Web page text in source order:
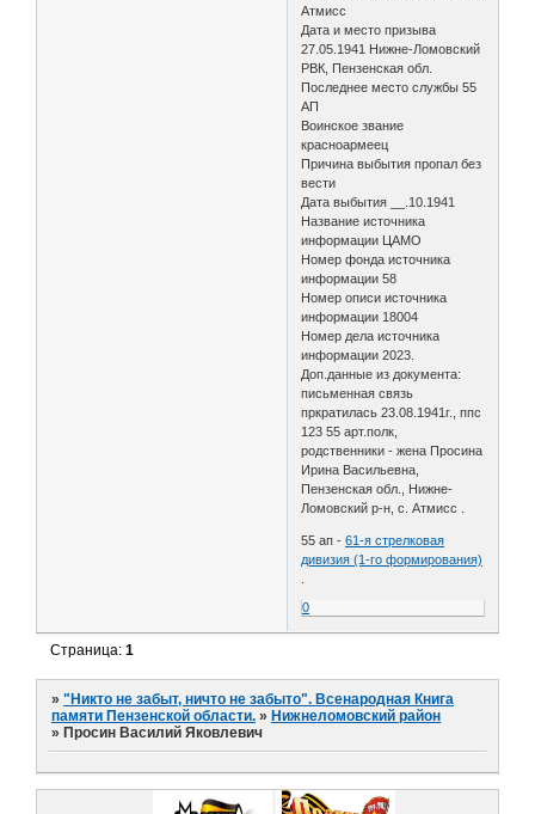
Атмисс
Дата и место призыва
27.05.1941 Нижне-Ломовский
РВК, Пензенская обл.
Последнее место службы 55
АП
Воинское звание
красноармеец
Причина выбытия пропал без
вести
Дата выбытия __.10.1941
Название источника
информации ЦАМО
Номер фонда источника
информации 58
Номер описи источника
информации 18004
Номер дела источника
информации 2023.
Доп.данные из документа:
письменная связь
пркратилась 23.08.1941г., ппс
123 55 арт.полк,
родственники - жена Просина
Ирина Васильевна,
Пензенская обл., Нижне-
Ломовский р-н, с. Атмисс .
55 ап -61-я стрелковая
дивизия (1-го формирования)
0
Страница:1
»"Никто не забыт, ничто не забыто". Всенародная Книга
памяти Пензенской области. » Нижнеломовский район
» Просин Василий Яковлевич